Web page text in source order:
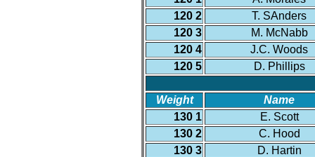
120 2
T. SAnders
120 3
M. McNabb
120 4
J.C. Woods
120 5
D. Phillips
Weight
Name
130 1
E. Scott
130 2
C. Hood
130 3
D. Hartin